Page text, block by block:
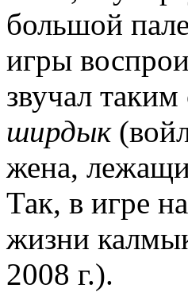
большой
игры
звучал
ширдык
жена,
Так, в игре
жизни
2008 г.).